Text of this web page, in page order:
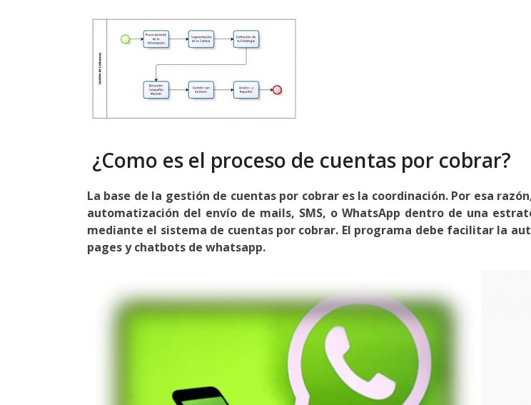
¿Como es el proceso de cuentas por cobrar?
La base de la gestión de cuentas por cobrar es la coordinación. Por esa
automatización del envío de mails, SMS, o WhatsApp dentro de una
mediante el sistema de cuentas por cobrar. El programa debe facilitar la
pages y chatbots de whatsapp.